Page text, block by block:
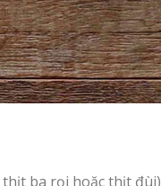
ba rọi hoặc thịt đùi)